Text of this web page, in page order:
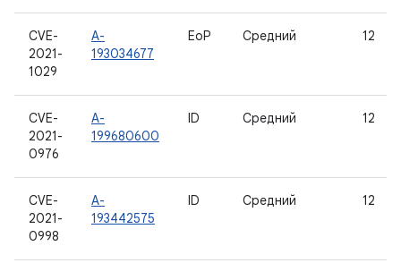
CVE-
2021-
1029
A-
193034677
EoP Средний 12
CVE-
2021-
0976
A-
199680600
ID Средний 12
CVE-
2021-
0998
A-
193442575
ID Средний 12